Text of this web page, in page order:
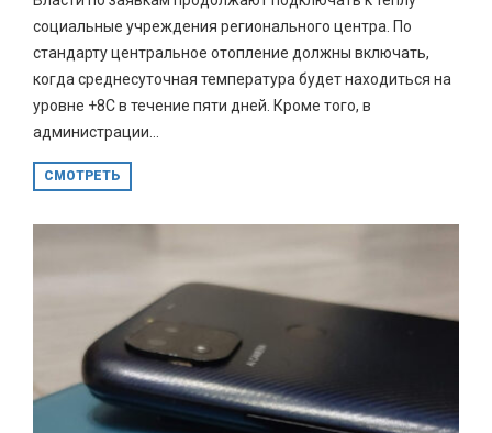
социальные учреждения регионального центра. По
стандарту центральное отопление должны включать,
когда среднесуточная температура будет находиться на
уровне +8С в течение пяти дней. Кроме того, в
администрации...
СМОТРЕТЬ